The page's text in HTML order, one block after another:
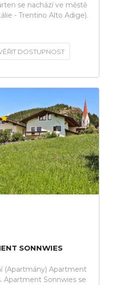
se nachází ve městě
- Trentino Alto Adige).
DOSTUPNOST
SONNWIES
(Apartmány) Apartment
Apartment Sonnwies se